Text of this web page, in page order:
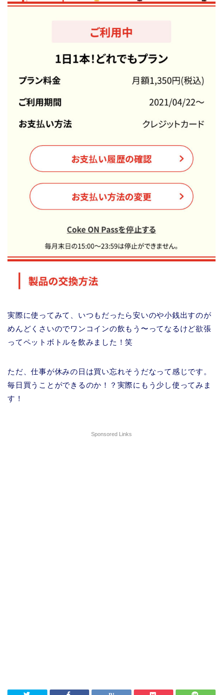
実際に使ってみて、いつもだったら安いのや小銭出すのが
めんどくさいのでワンコインの飲もう〜ってなるけど欲張
ってペットボトルを飲みました！笑
ただ、仕事が休みの日は買い忘れそうだなって感じです。
毎日買うことができるのか！？実際にもう少し使ってみま
す！
Sponsored Links